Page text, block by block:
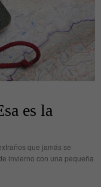
es la
que jamás se
invierno con una pequeña